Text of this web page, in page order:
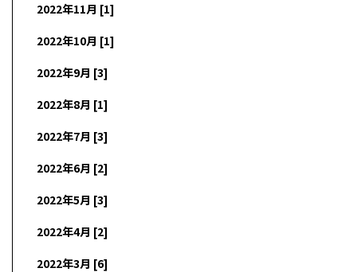
2022年11月 [1]
2022年10月 [1]
2022年9月 [3]
2022年8月 [1]
2022年7月 [3]
2022年6月 [2]
2022年5月 [3]
2022年4月 [2]
2022年3月 [6]